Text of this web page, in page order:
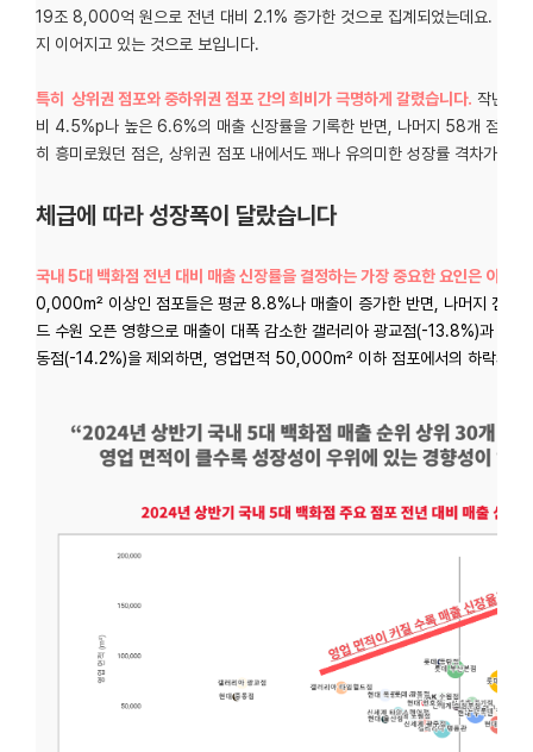
19조 8,000억 원으로 전년 대비 2.1% 증가한 것으로 집계되었는데요. 확실
지 이어지고 있는 것으로 보입니다.
특히 상위권 점포와 중하위권 점포 간의 희비가 극명하게 갈렸습니다. 작년 1
비 4.5%p나 높은 6.6%의 매출 신장률을 기록한 반면, 나머지 58개 점포
히 흥미로웠던 점은, 상위권 점포 내에서도 꽤나 유의미한 성장률 격차가 보
체급에 따라 성장폭이 달랐습니다
국내 5대 백화점 전년 대비 매출 신장률을 결정하는 가장 중요한 요인은 이들
0,000m² 이상인 점포들은 평균 8.8%나 매출이 증가한 반면, 나머지 점포
드 수원 오픈 영향으로 매출이 대폭 감소한 갤러리아 광교점(-13.8%)과 리
동점(-14.2%)을 제외하면, 영업면적 50,000m² 이하 점포에서의 하락세가